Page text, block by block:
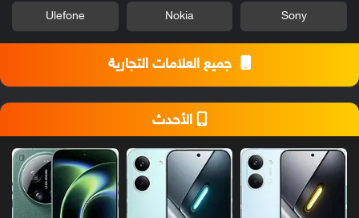
Sony
Nokia
Ulefone
جميع العلامات التجارية
الأحدث